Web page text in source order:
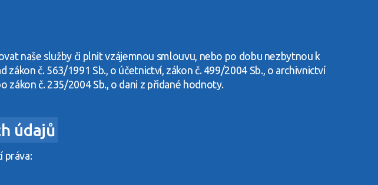
naše služby či plnit vzájemnou smlouvu, nebo po dobu nezbytnou k
č. 563/1991 Sb., o účetnictví, zákon č. 499/2004 Sb., o archivnictví
zákon č. 235/2004 Sb., o dani z přidané hodnoty.
údajů
práva: